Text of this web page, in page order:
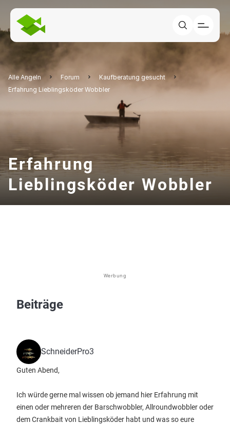
Alle Angeln Forum
Kaufberatung gesucht
Erfahrung Lieblingsköder Wobbler
Erfahrung
Lieblingsköder Wobbler
Werbung
Beiträge
SchneiderPro3
Guten Abend,
Ich würde gerne mal wissen ob jemand hier Erfahrung mit
einen oder mehreren der Barschwobbler, Allroundwobbler oder
dem Crankbait von Lieblingsköder habt und was so eure